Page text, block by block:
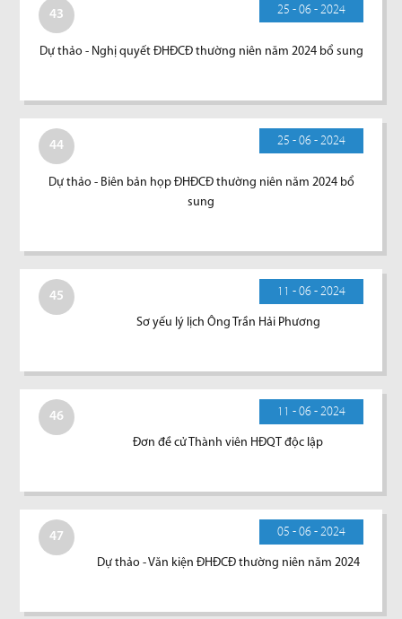
43 25 - 06 - 2024
Dự thảo - Nghị quyết ĐHĐCĐ thường niên năm 2024 bổ sung
44 25 - 06 - 2024
Dự thảo - Biên bản họp ĐHĐCĐ thường niên năm 2024 bổ
sung
45 11 - 06 - 2024
Sơ yếu lý lịch Ông Trần Hải Phương
46 11 - 06 - 2024
Đơn đề cử Thành viên HĐQT độc lập
47 05 - 06 - 2024
Dự thảo - Văn kiện ĐHĐCĐ thường niên năm 2024